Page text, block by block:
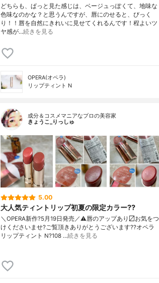
どちらも、ぱっと見た感じは、ベージュっぽくて、地味な
色味なのかな？と思うんですが、唇にのせると、びっく
り！！唇を自然にきれいに見せてくれるんです！程よいツ
ヤ感が…続きを見る
OPERA(オペラ)
リップティント N
成分＆コスメマニアなプロの美容家
きょうこ_りっしゅ
5.00
大人気ティントリップ初夏の限定カラー??
＼OPERA新作?5月19日発売／ ⚠️唇のアップあり〼 お気をつ
けくださいませ? ご覧頂きありがとうございます? ?オペラ
リップティント N ?108 …続きを見る